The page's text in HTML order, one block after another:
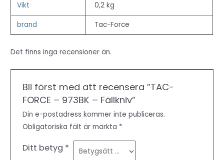
Vikt 0,2 kg
brand Tac-Force
Det finns inga recensioner än.
Bli först med att recensera ”TAC-
FORCE – 973BK – Fällkniv”
Din e-postadress kommer inte publiceras.
Obligatoriska fält är märkta *
Ditt betyg *